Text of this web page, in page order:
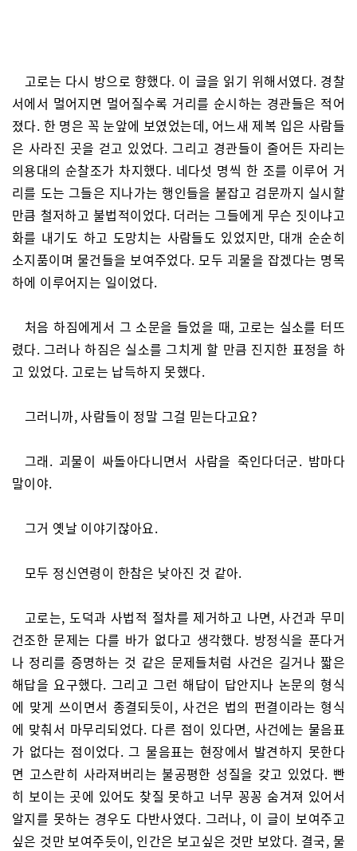
고로는 다시 방으로 향했다. 이 글을 읽기 위해서였다. 경찰
서에서 멀어지면 멀어질수록 거리를 순시하는 경관들은 적어
졌다. 한 명은 꼭 눈앞에 보였었는데, 어느새 제복 입은 사람들
은 사라진 곳을 걷고 있었다. 그리고 경관들이 줄어든 자리는
의용대의 순찰조가 차지했다. 네다섯 명씩 한 조를 이루어 거
리를 도는 그들은 지나가는 행인들을 붙잡고 검문까지 실시할
만큼 철저하고 불법적이었다. 더러는 그들에게 무슨 짓이냐고
화를 내기도 하고 도망치는 사람들도 있었지만, 대개 순순히
소지품이며 물건들을 보여주었다. 모두 괴물을 잡겠다는 명목
하에 이루어지는 일이었다.
처음 하짐에게서 그 소문을 들었을 때, 고로는 실소를 터뜨
렸다. 그러나 하짐은 실소를 그치게 할 만큼 진지한 표정을 하
고 있었다. 고로는 납득하지 못했다.
그러니까, 사람들이 정말 그걸 믿는다고요?
그래. 괴물이 싸돌아다니면서 사람을 죽인다더군. 밤마다
말이야.
그거 옛날 이야기잖아요.
모두 정신연령이 한참은 낮아진 것 같아.
고로는, 도덕과 사법적 절차를 제거하고 나면, 사건과 무미
건조한 문제는 다를 바가 없다고 생각했다. 방정식을 푼다거
나 정리를 증명하는 것 같은 문제들처럼 사건은 길거나 짧은
해답을 요구했다. 그리고 그런 해답이 답안지나 논문의 형식
에 맞게 쓰이면서 종결되듯이, 사건은 법의 펀결이라는 형식
에 맞춰서 마무리되었다. 다른 점이 있다면, 사건에는 물음표
가 없다는 점이었다. 그 물음표는 현장에서 발견하지 못한다
면 고스란히 사라져버리는 불공평한 성질을 갖고 있었다. 빤
히 보이는 곳에 있어도 찾질 못하고 너무 꽁꽁 숨겨져 있어서
알지를 못하는 경우도 다반사였다. 그러나, 이 글이 보여주고
싶은 것만 보여주듯이, 인간은 보고싶은 것만 보았다. 결국, 물